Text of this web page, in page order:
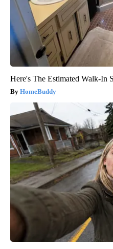
Here's The Estimated Walk-In
HomeBuddy